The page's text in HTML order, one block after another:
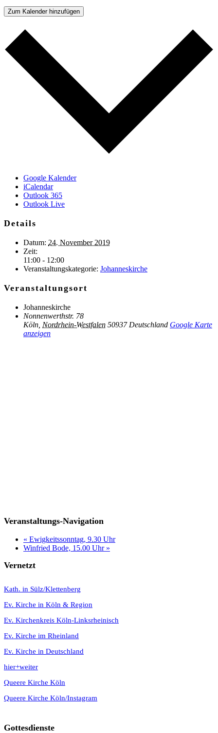
Zum Kalender hinzufügen
Google Kalender
iCalendar
Outlook 365
Outlook Live
Details
Datum: 24. November 2019
Zeit:
11:00 - 12:00
Veranstaltungskategorie: Johanneskirche
Veranstaltungsort
Johanneskirche
Nonnenwerthstr. 78
Köln Nordrhein-Westfalen 50937 Deutschland Google Karte
anzeigen
Veranstaltungs-Navigation
« Ewigkeitssonntag, 9.30 Uhr
Winfried Bode, 15.00 Uhr »
Vernetzt
Kath. in Sülz/Klettenberg
Ev. Kirche in Köln & Region
Ev. Kirchenkreis Köln-Linksrheinisch
Ev. Kirche im Rheinland
Ev. Kirche in Deutschland
hier+weiter
Queere Kirche Köln
Queere Kirche Köln/Instagram
Gottesdienste